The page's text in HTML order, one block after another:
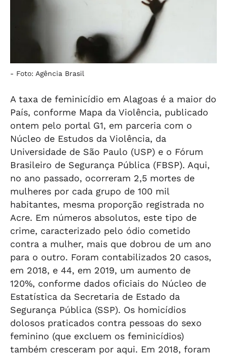
- Foto: Agência Brasil
A taxa de feminicídio em Alagoas é a maior do
País, conforme Mapa da Violência, publicado
ontem pelo portal G1, em parceria com o
Núcleo de Estudos da Violência, da
Universidade de São Paulo (USP) e o Fórum
Brasileiro de Segurança Pública (FBSP). Aqui,
no ano passado, ocorreram 2,5 mortes de
mulheres por cada grupo de 100 mil
habitantes, mesma proporção registrada no
Acre. Em números absolutos, este tipo de
crime, caracterizado pelo ódio cometido
contra a mulher, mais que dobrou de um ano
para o outro. Foram contabilizados 20 casos,
em 2018, e 44, em 2019, um aumento de
120%, conforme dados oficiais do Núcleo de
Estatística da Secretaria de Estado da
Segurança Pública (SSP). Os homicídios
dolosos praticados contra pessoas do sexo
feminino (que excluem os feminicídios)
também cresceram por aqui. Em 2018, foram